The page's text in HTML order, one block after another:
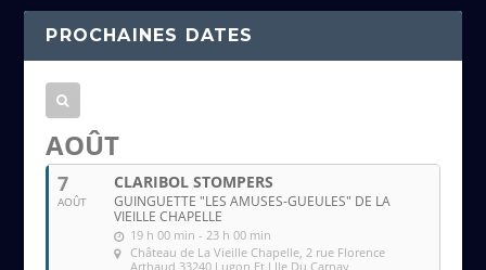
s
e
m
i
PROCHAINES DATES
AOÛT
7
AOÛT
CLARIBOL STOMPERS
GUINGUETTE "LES AMUSES-GUEULES" DE LA
VIEILLE CHAPELLE
19 h 00 min - 23 h 00 min
Château de La Vieille Chapelle, 2 rue Florence
Arthaud 33240 Lugon Et l Ile Du Carnay